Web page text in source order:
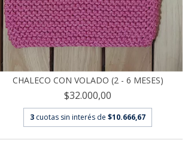
CHALECO CON VOLADO (2 - 6 MESES)
$32.000,00
3 cuotas sin interés de$10.666,67